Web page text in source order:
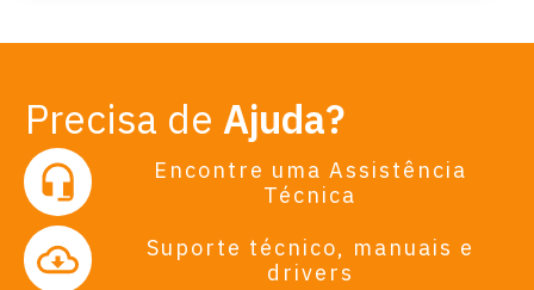
Precisa de Ajuda?
Encontre uma Assistência
Técnica
Suporte técnico, manuais e
drivers